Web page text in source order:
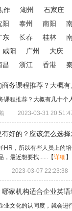
作 湖州 石家庄
阳 泰州 南阳
东 长春 桂林
咸阳 广州 大庆
昌 浙江 香港
务课程推荐？大概有
课程推荐？大概有几十个
2023-03-31
好的？应该怎么选
HR，所以有些人员上的
，最近想要找...... 【详细 】
2023-03-07 22:23:38
家机构适合企业英语
业文化的认同度，就会